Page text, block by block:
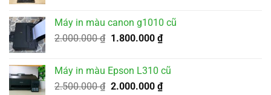
3.500.000 ₫.là:
3.200.000 ₫.
Máy in màu canon g1010 cũ
2.000.000₫ Giá
2.000.000 ₫.
1.800.000 ₫Giá
tại
là:
1.800.000 ₫.
Máy in màu Epson L310 cũ
2.500.000₫ Giá
2.000.000 ₫Giá